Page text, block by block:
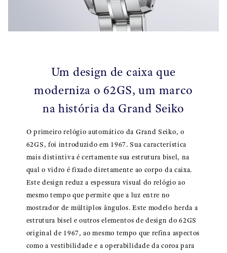
Um design de caixa que
moderniza o 62GS, um marco
na história da Grand Seiko
O primeiro relógio automático da Grand Seiko, o
62GS, foi introduzido em 1967. Sua característica
mais distintiva é certamente sua estrutura bisel, na
qual o vidro é fixado diretamente ao corpo da caixa.
Este design reduz a espessura visual do relógio ao
mesmo tempo que permite que a luz entre no
mostrador de múltiplos ângulos. Este modelo herda a
estrutura bisel e outros elementos de design do 62GS
original de 1967, ao mesmo tempo que refina aspectos
como a vestibilidade e a operabilidade da coroa para